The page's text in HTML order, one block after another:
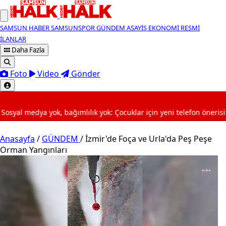
SAMSUN HABERSAMSUNSPORGÜNDEM ASAYİŞ EKONOMİ RESMİ
İLANLAR
Daha Fazla
Foto Video Gönder
yok: Çocuklar için yeni telefon önerisi gündemde
Anasayfa / GÜNDEM /İzmir'de Foça ve Urla'da Peş Peşe
Orman Yangınları